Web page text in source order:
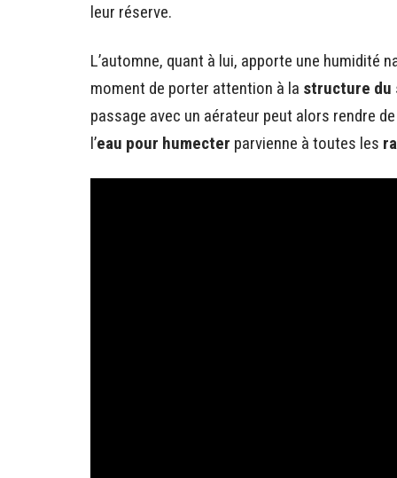
leur réserve.
L’automne, quant à lui, apporte une humidité
moment de porter attention à la structure du
passage avec un aérateur peut alors rendre
l’eau pour humecter parvienne à toutes les